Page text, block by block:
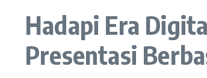
Hadapi Era
Presentasi